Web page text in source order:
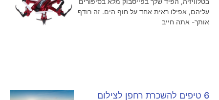
עליהם, אפילו ראית אחד על חוף הים. זה רודף
אותך- אתה חייב
6 טיפים להשכרת רחפן לצילום